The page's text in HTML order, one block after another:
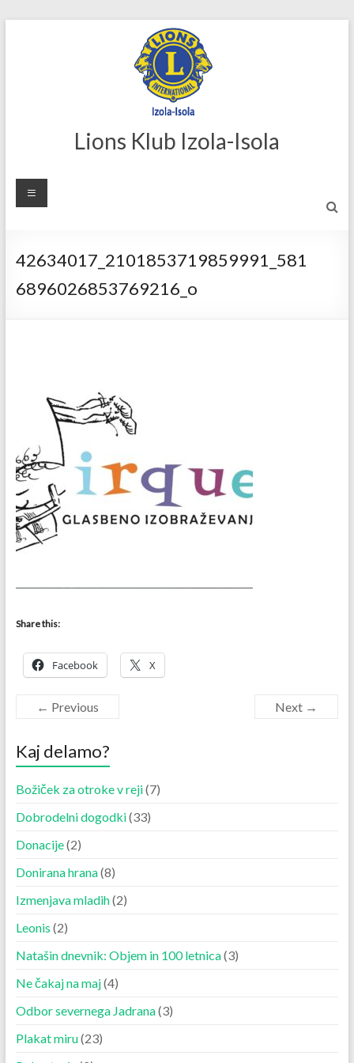
Lions Klub Izola-Isola
42634017_2101853719859991_581
6896026853769216_o
Share this:
Facebook X
← Previous Next →
Kaj delamo?
Božiček za otroke v reji(7)
Dobrodelni dogodki(33)
Donacije(2)
Donirana hrana(8)
Izmenjava mladih(2)
Leonis (2)
Natašin dnevnik: Objem in 100 letnica(3)
Ne čakaj na maj(4)
Odbor severnega Jadrana(3)
Plakat miru(23)